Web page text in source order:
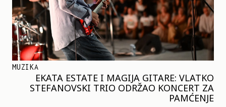
MUZIKA
EKATA ESTATE I MAGIJA GITARE: VLATKO
STEFANOVSKI TRIO ODRŽAO KONCERT ZA
PAMĆENJE